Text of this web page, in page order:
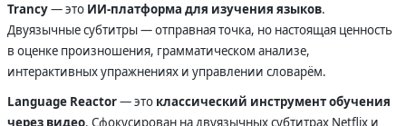
Trancy— это ИИ-платформа для изучения языков.
Двуязычные субтитры — отправная точка, но настоящая ценность
в оценке произношения, грамматическом анализе,
интерактивных упражнениях и управлении словарём.
Language Reactor— это классический инструмент обучения
через видео. Сфокусирован на двуязычных субтитрах Netflix и